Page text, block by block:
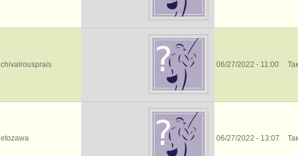
chivalrousprais 06/27/2022 - 11:00 Так
etozawa 06/27/2022 - 13:07 Так